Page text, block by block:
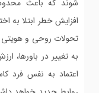
شوند که باعث
افزایش خطر ابتلا به
تحولات روحی و
به تغییر در باورها،
اعتماد به نفس فرد